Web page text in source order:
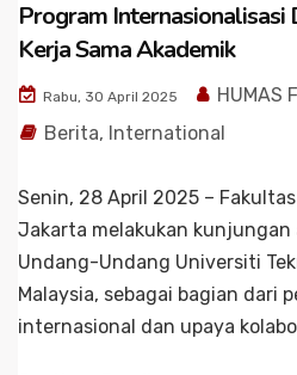
Program
Kerja Sama Akademik
Rabu, 30 April 2025
HUMAS
Berita, International
Senin, 28 April 2025 – Fakultas
Jakarta melakukan kunjungan
Undang-Undang Universiti
Malaysia, sebagai bagian dari
internasional dan upaya